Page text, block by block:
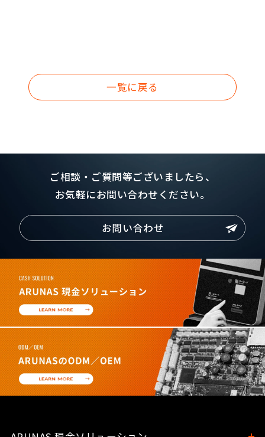
一覧に戻る
ご相談・ご質問等ございましたら、
お気軽にお問い合わせください。